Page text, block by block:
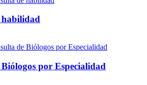
habilidad
por Especialidad